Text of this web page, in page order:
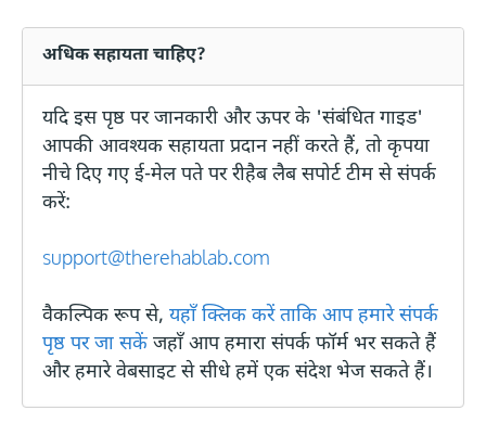
अधिक सहायता चाहिए?
यदि इस पृष्ठ पर जानकारी और ऊपर के 'संबंधित गाइड'
आपकी आवश्यक सहायता प्रदान नहीं करते हैं, तो कृपया
नीचे दिए गए ई-मेल पते पर रीहैब लैब सपोर्ट टीम से संपर्क
करें:
support@therehablab.com
वैकल्पिक रूप से,यहाँ क्लिक करें ताकि आप हमारे संपर्क
पृष्ठ पर जा सकें जहाँ आप हमारा संपर्क फॉर्म भर सकते हैं
और हमारे वेबसाइट से सीधे हमें एक संदेश भेज सकते हैं।